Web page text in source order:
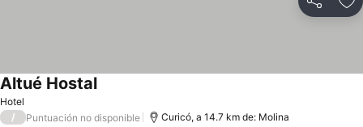
Compartir
Hotel
Altué Hostal
/ Puntuación no disponible Curicó, a 14.7 km de: Molina